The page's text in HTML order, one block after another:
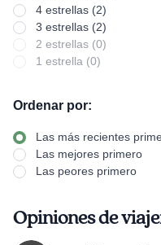
4 estrellas (2)
3 estrellas (2)
2 estrellas (0)
1 estrella (0)
Ordenar por:
Las más recientes
Las mejores primero
Las peores primero
Opiniones de